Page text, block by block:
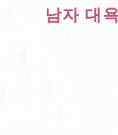
남자 대